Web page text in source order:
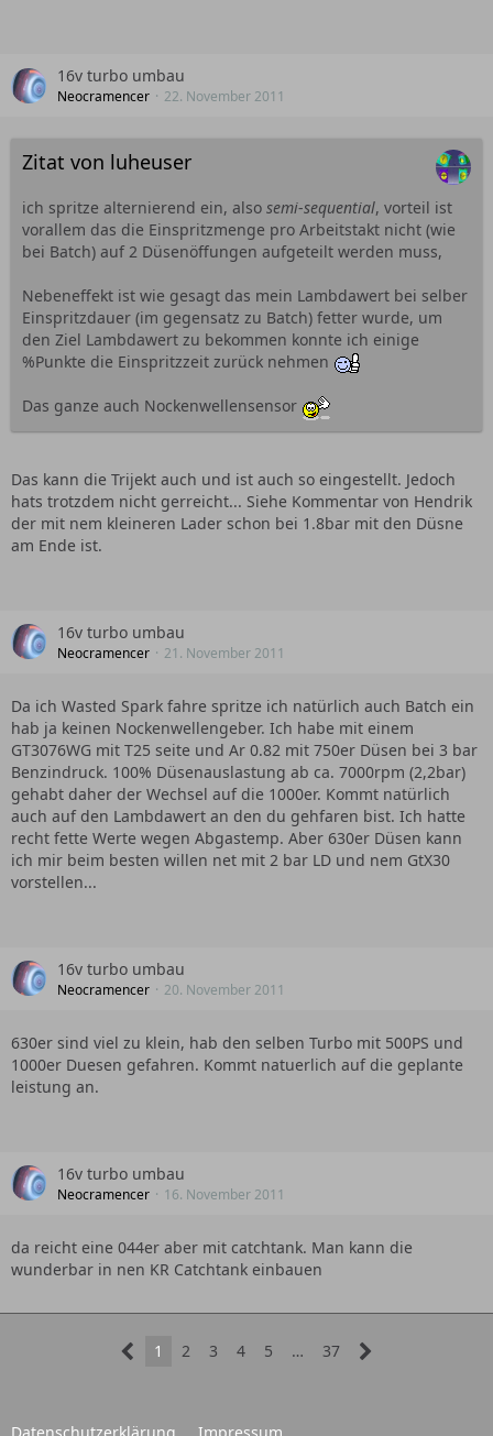
16v turbo umbau
Neocramencer 22. November 2011
Zitat von luheuser
ich spritze alternierend ein, also semi-sequential, vorteil ist
vorallem das die Einspritzmenge pro Arbeitstakt nicht (wie
bei Batch) auf 2 Düsenöffungen aufgeteilt werden muss,
Nebeneffekt ist wie gesagt das mein Lambdawert bei selber
Einspritzdauer (im gegensatz zu Batch) fetter wurde, um
den Ziel Lambdawert zu bekommen konnte ich einige
%Punkte die Einspritzzeit zurück nehmen
Das ganze auch Nockenwellensensor
Das kann die Trijekt auch und ist auch so eingestellt. Jedoch
hats trotzdem nicht gerreicht... Siehe Kommentar von Hendrik
der mit nem kleineren Lader schon bei 1.8bar mit den Düsne
am Ende ist.
16v turbo umbau
Neocramencer 21. November 2011
Da ich Wasted Spark fahre spritze ich natürlich auch Batch ein
hab ja keinen Nockenwellengeber. Ich habe mit einem
GT3076WG mit T25 seite und Ar 0.82 mit 750er Düsen bei 3 bar
Benzindruck. 100% Düsenauslastung ab ca. 7000rpm (2,2bar)
gehabt daher der Wechsel auf die 1000er. Kommt natürlich
auch auf den Lambdawert an den du gehfaren bist. Ich hatte
recht fette Werte wegen Abgastemp. Aber 630er Düsen kann
ich mir beim besten willen net mit 2 bar LD und nem GtX30
vorstellen...
16v turbo umbau
Neocramencer 20. November 2011
630er sind viel zu klein, hab den selben Turbo mit 500PS und
1000er Duesen gefahren. Kommt natuerlich auf die geplante
leistung an.
16v turbo umbau
Neocramencer 16. November 2011
da reicht eine 044er aber mit catchtank. Man kann die
wunderbar in nen KR Catchtank einbauen
1 2 3 4 5 … 37